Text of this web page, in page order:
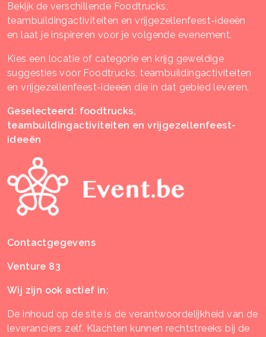
Bekijk de verschillende Foodtrucks,
teambuildingactiviteiten en vrijgezellenfeest-ideeën
en laat je inspireren voor je volgende evenement.
Kies een locatie of categorie en krijg geweldige
suggesties voor Foodtrucks, teambuildingactiviteiten
en vrijgezellenfeest-ideeën die in dat gebied leveren.
Geselecteerd: foodtrucks,
teambuildingactiviteiten en vrijgezellenfeest-
ideeën
Contactgegevens
Venture 83
Wij zijn ook actief in:
De inhoud op de site is de verantwoordelijkheid van de
leveranciers zelf. Klachten kunnen rechtstreeks bij de